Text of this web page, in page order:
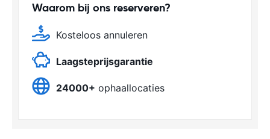
Waarom bij ons reserveren?
Kosteloos annuleren
Laagsteprijsgarantie
24000+ ophaallocaties